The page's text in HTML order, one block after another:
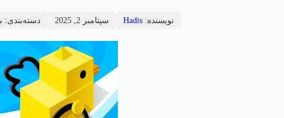
نویسنده: Hadis سپتامبر 2, 2025 دسته‌بندی: